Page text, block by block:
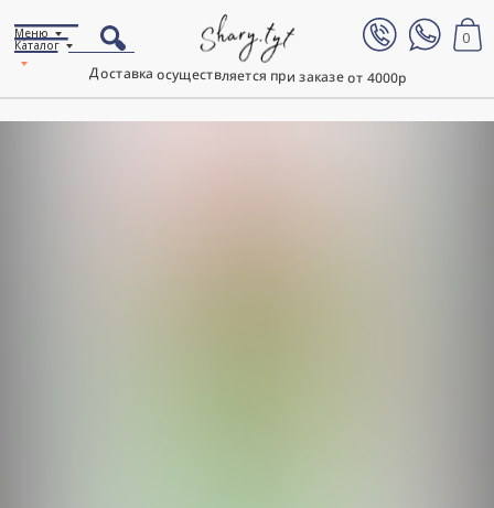
Доставка осуществляется при заказе от 4000р
0
Каталог
Меню